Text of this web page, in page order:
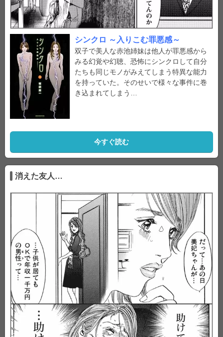
シンクロ ～入りこむ罪悪感～
双子で美人な赤池姉妹は他人が罪悪感から
みる幻覚や幻聴、恐怖にシンクロして自分
たちも同じモノがみえてしまう特異な能力
を持っていた。そのせいで様々な事件に巻
き込まれてしまう…
今すぐ読む
消えた友人…